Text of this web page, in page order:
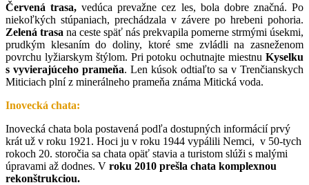
Červená trasa, vedúca prevažne cez les, bola dobre značná. Po
niekoľkých stúpaniach, prechádzala v závere po hrebeni pohoria.
Zelená trasa na ceste späť nás prekvapila pomerne strmými úsekmi,
prudkým klesaním do doliny, ktoré sme zvládli na zasneženom
povrchu lyžiarskym štýlom. Pri potoku ochutnajte miestnu Kyselku
s vyvierajúceho prameňa. Len kúsok odtiaľto sa v Trenčianskych
Miticiach plní z minerálneho prameňa známa Mitická voda.
Inovecká chata:
Inovecká chata bola postavená podľa dostupných informácií prvý
krát už v roku 1921. Hoci ju v roku 1944 vypálili Nemci, v 50-tych
rokoch 20. storočia sa chata opäť stavia a turistom slúži s malými
úpravami až dodnes. V roku 2010 prešla chata komplexnou
rekonštrukciou.